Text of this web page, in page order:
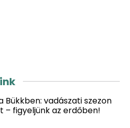
Bükkben: vadászati szezon
– figyeljünk az erdőben!